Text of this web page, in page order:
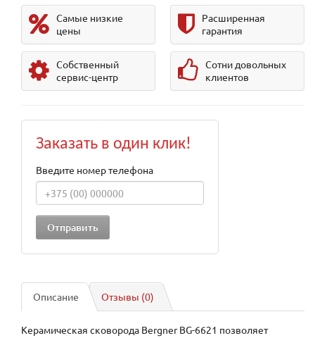
Самые низкие
цены
Расширенная
гарантия
Собственный
сервис-центр
Сотни довольных
клиентов
Заказать в один клик!
Введите номер телефона
Описание Отзывы (0)
Керамическая сковорода Bergner BG-6621 позволяет